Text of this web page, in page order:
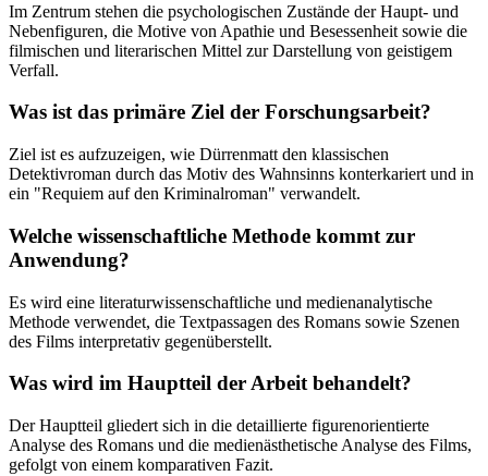
Im Zentrum stehen die psychologischen Zustände der Haupt- und
Nebenfiguren, die Motive von Apathie und Besessenheit sowie die
filmischen und literarischen Mittel zur Darstellung von geistigem
Verfall.
Was ist das primäre Ziel der Forschungsarbeit?
Ziel ist es aufzuzeigen, wie Dürrenmatt den klassischen
Detektivroman durch das Motiv des Wahnsinns konterkariert und in
ein "Requiem auf den Kriminalroman" verwandelt.
Welche wissenschaftliche Methode kommt zur
Anwendung?
Es wird eine literaturwissenschaftliche und medienanalytische
Methode verwendet, die Textpassagen des Romans sowie Szenen
des Films interpretativ gegenüberstellt.
Was wird im Hauptteil der Arbeit behandelt?
Der Hauptteil gliedert sich in die detaillierte figurenorientierte
Analyse des Romans und die medienästhetische Analyse des Films,
gefolgt von einem komparativen Fazit.